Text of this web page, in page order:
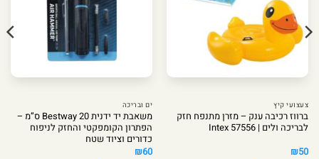
צעצועי קיץ
ברווז רכיבה ענק – מזרן מתנפח חזק
לבריכה ולים | Intex 57556
₪50
ים ובריכה
משאבת יד ידנית Bestway 20 ס”מ –
הפתרון הקומפקטי והחזק לניפוח
כדורים וציוד שטח
₪60